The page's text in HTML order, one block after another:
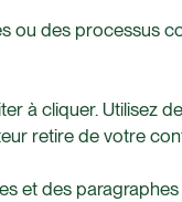
ou des processus
à cliquer. Utilisez
retire de votre
et des